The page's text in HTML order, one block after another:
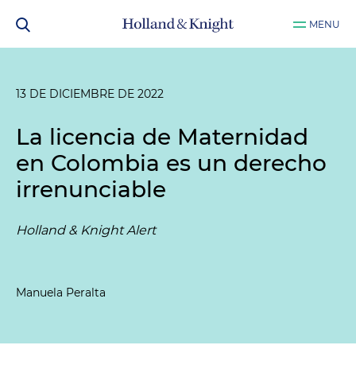
MENU
13 DE DICIEMBRE DE 2022
La licencia de Maternidad
en Colombia es un derecho
irrenunciable
Holland & Knight Alert
Manuela Peralta